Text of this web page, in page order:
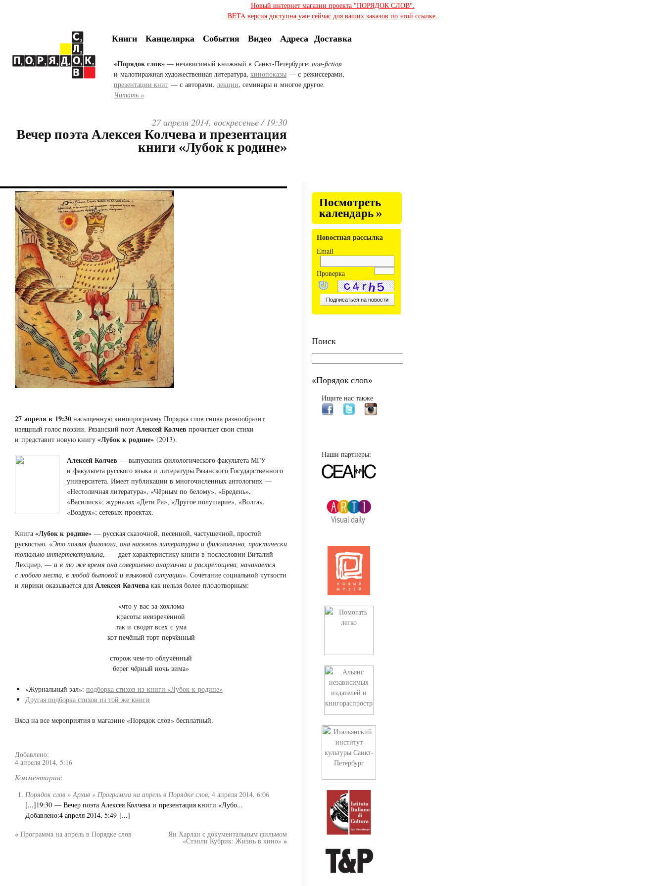
Новый интернет магазин проекта "ПОРЯДОК СЛОВ".
BETA версия доступна уже сейчас для ваших заказов по этой ссылке.
Книги Канцелярка События Видео Адреса Доставка
«Порядок слов» — независимый книжный в Санкт-Петербурге: non-fiction
и малотиражная художественная литература, кинопоказы — с режиссерами,
презентации книг — с авторами, лекции, семинары и многое другое.
Читать »
27 апреля 2014, воскресенье /19:30
Вечер поэта Алексея Колчева и презентация
книги «Лубок к родине»
27 апреля в 19:30 насыщенную кинопрограмму Порядка слов снова разнообразит
изящный голос поэзии. Рязанский поэт Алексей Колчев прочитает свои стихи
и представит новую книгу «Лубок к родине» (2013).
Алексей Колчев — выпускник филологического факультета МГУ
и факультета русского языка и литературы Рязанского Государственного
университета. Имеет публикации в многочисленных антологиях —
«Нестоличная литература», «Чёрным по белому», «Бредень»,
«Василиск»; журналах «Дети Ра», «Другое полушарие», «Волга»,
«Воздух»; сетевых проектах.
Книга «Лубок к родине» — русская сказочной, песенной, частушечной, простой
рускостью. «Это поэзия филолога, она насквозь литературна и филологична, практически
тотально интертекстуальна, — дает характеристику книги в послесловии Виталий
Лехциер, — и в то же время она совершенно анархична и раскрепощена, начинается
с любого места, в любой бытовой и языковой ситуации». Сочетание социальной чуткости
и лирики оказывается для Алексея Колчева как нельзя более плодотворным:
«что у вас за хохлома
красоты неизречённой
так и сводят всех с ума
кот печёный торт перчённый
сторож чем-то облучённый
берег чёрный ночь зима»
«Журнальный зал»:подборка стихов из книги «Лубок к родине»
Другая подборка стихов из той же книги
Вход на все мероприятия в магазине «Порядок слов» бесплатный.
Добавлено:
4 апреля 2014, 5:16
Комментарии:
Порядок слов » Архив » Программа на апрель в Порядке слов,4 апреля 2014, 6:06
[...]19:30 — Вечер поэта Алексея Колчева и презентация книги «Лубо...
Добавлено:4 апреля 2014, 5:49 [...]
« Программа на апрель в Порядке слов Ян Харлан с документальным фильмом
«Стэнли Кубрик: Жизнь в кино» »
Посмотреть
календарь »
Новостная рассылка
Email
Проверка
Поиск
«Порядок слов»
Ищите нас также
Наши партнеры: